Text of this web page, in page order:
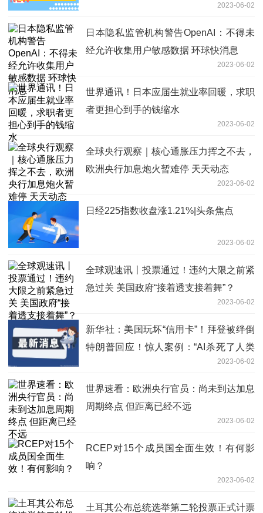
2023-06-02
日本隐私监管机构警告OpenAI：不得未
经允许收集用户敏感数据 环球快消息
2023-06-02
世界通讯！日本应届生就业率回暖，求职
者更担心到手的钱缩水
2023-06-02
全球央行观察｜核心通胀压力挥之不去，
欧洲央行加息炮火暂难停 天天动态
2023-06-02
日经225指数收盘涨1.21%|头条焦点
2023-06-02
全球观速讯丨投票通过！违约大限之前紧
急过关 美国政府“接着透支接着舞”？
2023-06-02
新华社：美国玩坏“信用卡”！拜登被绊倒
特朗普回应！惊人案例：“AI杀死了人类
2023-06-02
世界速看：欧洲央行官员：尚未到达加息
周期终点 但距离已经不远
2023-06-02
RCEP对15个成员国全面生效！有何影
响？
2023-06-02
土耳其公布总统选举第二轮投票正式计票